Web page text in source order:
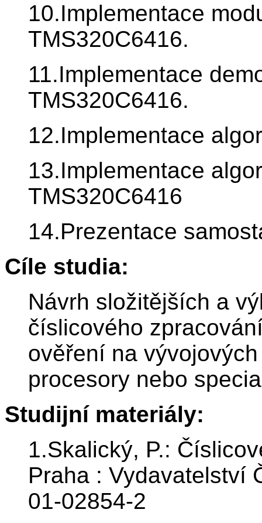
10.Implementace
TMS320C6416.
11.Implementace
TMS320C6416.
12.Implementace
13.Implementace
TMS320C6416
14.Prezentace
Cíle studia:
Návrh složitějších a
číslicového
ověření na
procesory nebo
Studijní materiály:
1.Skalický, P.:
Praha : Vydavatelství
01-02854-2